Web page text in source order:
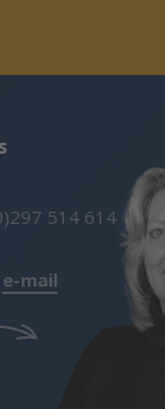
514 614
e-mail